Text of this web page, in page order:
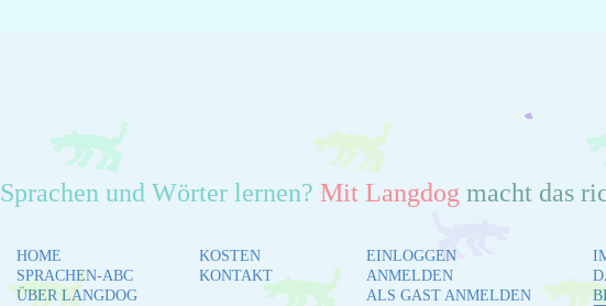
Sprachen und Wörter lernen? Mit Langdog macht das
HOME
SPRACHEN-ABC
ÜBER LANGDOG
KOSTEN
KONTAKT
EINLOGGEN
ANMELDEN
ALS GAST ANMELDEN